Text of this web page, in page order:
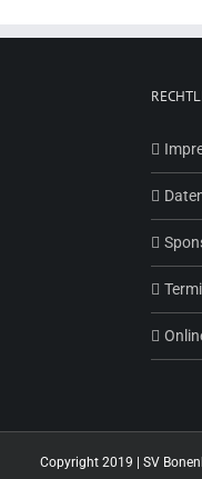
Copyright 2019 | SV